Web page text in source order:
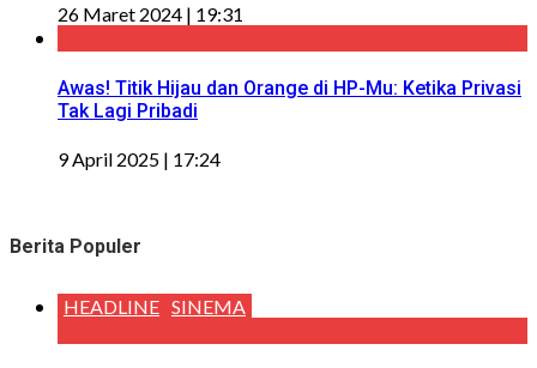
26 Maret 2024 | 19:31
Awas! Titik Hijau dan Orange di HP-Mu: Ketika Privasi
Tak Lagi Pribadi
9 April 2025 | 17:24
Berita Populer
HEADLINE SINEMA